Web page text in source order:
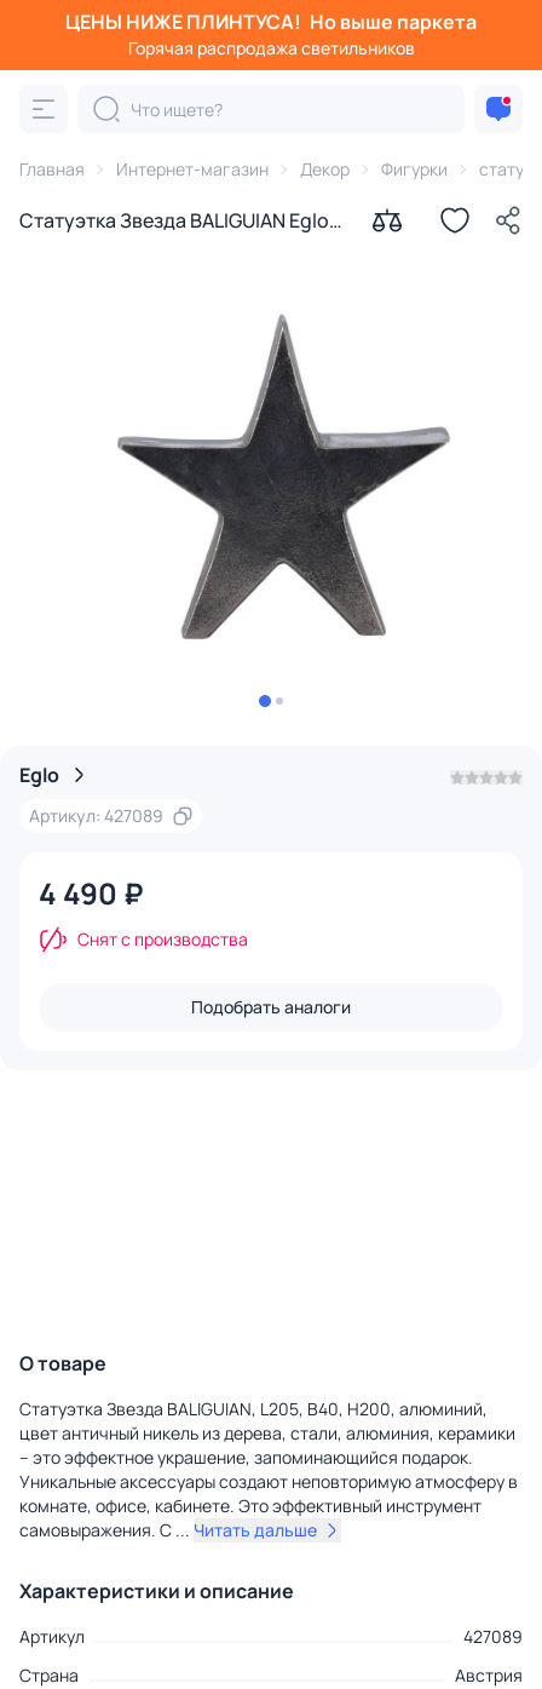
ЦЕНЫ НИЖЕ ПЛИНТУСА! Но выше паркета
Горячая распродажа светильников
Главная Интернет-магазин Декор Фигурки
Статуэтка Звезда BALIGUIAN Eglo
Eglo
Артикул: 427089
4 490 ₽
Снят с производства
Подобрать аналоги
О товаре
Статуэтка Звезда BALIGUIAN, L205, B40, H200, алюминий,
цвет античный никель из дерева, стали, алюминия, керамики
– это эффектное украшение, запоминающийся подарок.
Уникальные аксессуары создают неповторимую атмосферу в
комнате, офисе, кабинете. Это эффективный инструмент
самовыражения. С ... Читать дальше
Характеристики и описание
Артикул
427089
Страна
Австрия